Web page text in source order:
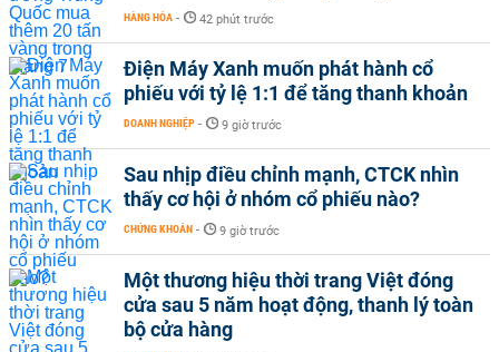
HÀNG HÓA - 42 phút trước
Điện Máy Xanh muốn phát hành cổ
phiếu với tỷ lệ 1:1 để tăng thanh khoản
DOANH NGHIỆP - 9 giờ trước
Sau nhịp điều chỉnh mạnh, CTCK nhìn
thấy cơ hội ở nhóm cổ phiếu nào?
CHỨNG KHOÁN - 9 giờ trước
Một thương hiệu thời trang Việt đóng
cửa sau 5 năm hoạt động, thanh lý toàn
bộ cửa hàng